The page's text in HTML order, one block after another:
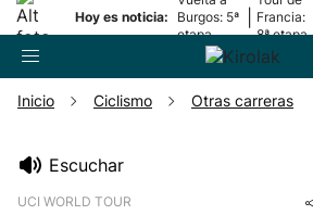
Hoy es noticia:
Burgos: 5ª
etapa
Francia:
8ª etapa
Inicio Ciclismo Otras carreras
Escuchar
UCI WORLD TOUR